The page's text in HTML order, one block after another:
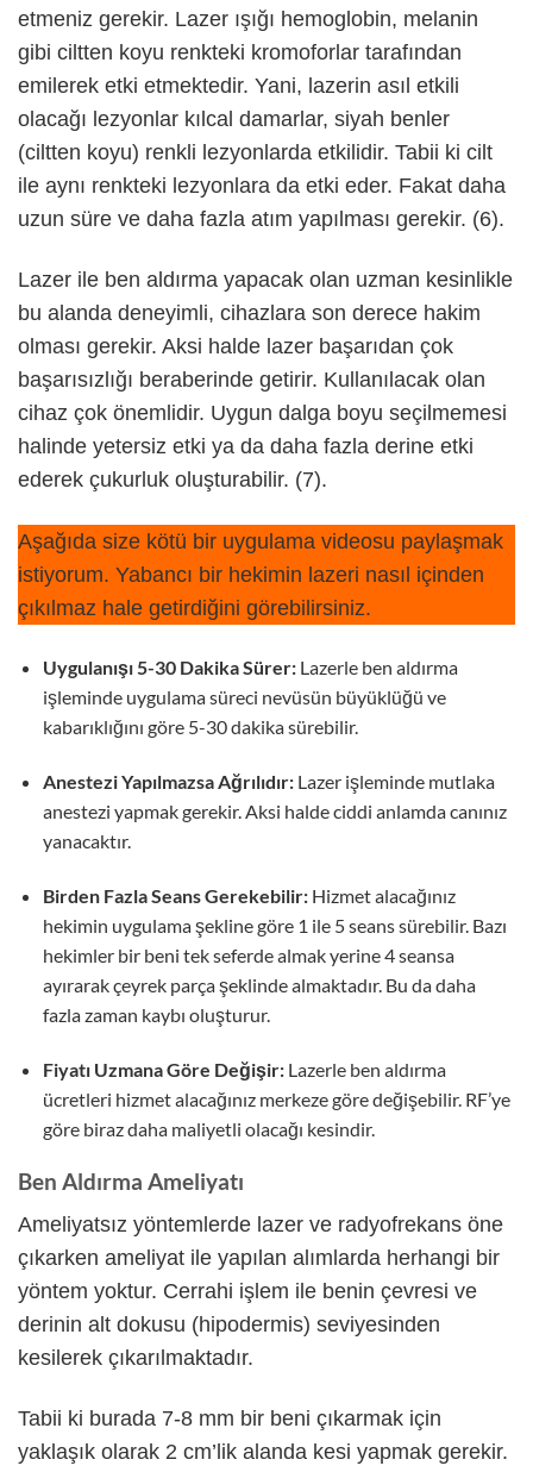
etmeniz gerekir. Lazer ışığı hemoglobin, melanin
gibi ciltten koyu renkteki kromoforlar tarafından
emilerek etki etmektedir. Yani, lazerin asıl etkili
olacağı lezyonlar kılcal damarlar, siyah benler
(ciltten koyu) renkli lezyonlarda etkilidir. Tabii ki cilt
ile aynı renkteki lezyonlara da etki eder. Fakat daha
uzun süre ve daha fazla atım yapılması gerekir. (6).
Lazer ile ben aldırma yapacak olan uzman kesinlikle
bu alanda deneyimli, cihazlara son derece hakim
olması gerekir. Aksi halde lazer başarıdan çok
başarısızlığı beraberinde getirir. Kullanılacak olan
cihaz çok önemlidir. Uygun dalga boyu seçilmemesi
halinde yetersiz etki ya da daha fazla derine etki
ederek çukurluk oluşturabilir. (7).
Aşağıda size kötü bir uygulama videosu paylaşmak
istiyorum. Yabancı bir hekimin lazeri nasıl içinden
çıkılmaz hale getirdiğini görebilirsiniz.
Uygulanışı 5-30 Dakika Sürer:Lazerle ben aldırma
işleminde uygulama süreci nevüsün büyüklüğü ve
kabarıklığını göre 5-30 dakika sürebilir.
Anestezi Yapılmazsa Ağrılıdır:Lazer işleminde mutlaka
anestezi yapmak gerekir. Aksi halde ciddi anlamda canınız
yanacaktır.
Birden Fazla Seans Gerekebilir:Hizmet alacağınız
hekimin uygulama şekline göre 1 ile 5 seans sürebilir. Bazı
hekimler bir beni tek seferde almak yerine 4 seansa
ayırarak çeyrek parça şeklinde almaktadır. Bu da daha
fazla zaman kaybı oluşturur.
Fiyatı Uzmana Göre Değişir:Lazerle ben aldırma
ücretleri hizmet alacağınız merkeze göre değişebilir. RF’ye
göre biraz daha maliyetli olacağı kesindir.
Ben Aldırma Ameliyatı
Ameliyatsız yöntemlerde lazer ve radyofrekans öne
çıkarken ameliyat ile yapılan alımlarda herhangi bir
yöntem yoktur. Cerrahi işlem ile benin çevresi ve
derinin alt dokusu (hipodermis) seviyesinden
kesilerek çıkarılmaktadır.
Tabii ki burada 7-8 mm bir beni çıkarmak için
yaklaşık olarak 2 cm’lik alanda kesi yapmak gerekir.